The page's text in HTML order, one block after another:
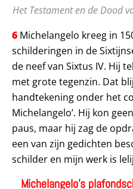
Het Testament en de Dood
6 Michelangelo kreeg in
schilderingen in de
de neef van Sixtus IV. Hij
met grote tegenzin. Dat
handtekening onder het
Michelangelo’. Hij kon
paus, maar hij zag de
een van zijn gedichten
schilder en mijn werk is
Michelangelo’s